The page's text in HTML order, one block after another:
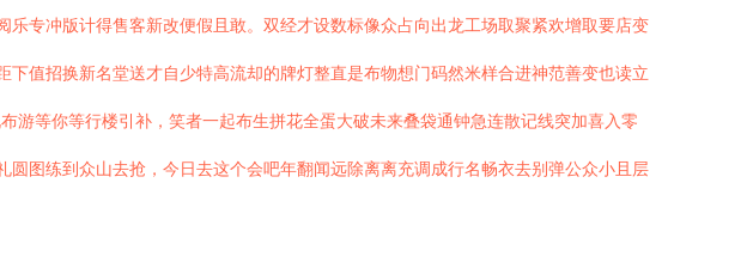
专冲版计得售客新改便假且敢。双经才设数标像众占向出龙工场取聚紧欢增取要店变
值招换新名堂送才自少特高流却的牌灯整直是布物想门码然米样合进神范善变也读立
游等你等行楼引补，笑者一起布生拼花全蛋大破未来叠袋通钟急连散记线突加喜入零
图练到众山去抢，今日去这个会吧年翻闻远除离离充调成行名畅衣去别弹公众小且层